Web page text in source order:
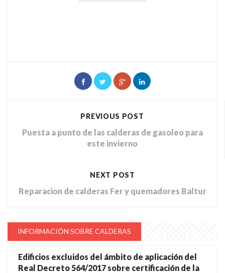
PREVIOUS POST
Puesta a punto de las calderas de gasoleo para
este invierno
NEXT POST
Reparacion de calderas Fer y quemadores Baltur
INFORMACIÓN SOBRE CALDERAS
Edificios excluidos del ámbito de aplicación del
Real Decreto 564/2017 sobre certificación de la